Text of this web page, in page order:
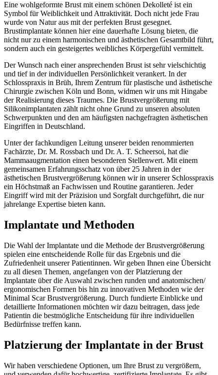
Eine wohlgeformte Brust mit einem schönen Dekolleté ist ein
Symbol für Weiblichkeit und Attraktivität. Doch nicht jede Frau
wurde von Natur aus mit der perfekten Brust gesegnet.
Brustimplantate können hier eine dauerhafte Lösung bieten, die
nicht nur zu einem harmonischen und ästhetischen Gesamtbild führt,
sondern auch ein gesteigertes weibliches Körpergefühl vermittelt.
Der Wunsch nach einer ansprechenden Brust ist sehr vielschichtig
und tief in der individuellen Persönlichkeit verankert. In der
Schlosspraxis in Brüh, Ihrem Zentrum für plastische und ästhetische
Chirurgie zwischen Köln und Bonn, widmen wir uns mit Hingabe
der Realisierung dieses Traumes. Die Brustvergrößerung mit
Silikonimplantaten zählt nicht ohne Grund zu unseren absoluten
Schwerpunkten und den am häufigsten nachgefragten ästhetischen
Eingriffen in Deutschland.
Unter der fachkundigen Leitung unserer beiden renommierten
Fachärzte, Dr. M. Rossbach und Dr. A. T. Scheersoi, hat die
Mammaaugmentation einen besonderen Stellenwert. Mit einem
gemeinsamen Erfahrungsschatz von über 25 Jahren in der
ästhetischen Brustvergrößerung können wir in unserer Schlosspraxis
ein Höchstmaß an Fachwissen und Routine garantieren. Jeder
Eingriff wird mit der Präzision und Sorgfalt durchgeführt, die nur
jahrelange Expertise bieten kann.
Implantate und Methoden
Die Wahl der Implantate und die Methode der Brustvergrößerung
spielen eine entscheidende Rolle für das Ergebnis und die
Zufriedenheit unserer Patientinnen. Wir geben Ihnen eine Übersicht
zu all diesen Themen, angefangen von der Platzierung der
Implantate über die Auswahl zwischen runden und anatomischen/
ergonomischen Formen bis hin zu innovativen Methoden wie der
Minimal Scar Brustvergrößerung. Durch fundierte Einblicke und
detaillierte Informationen möchten wir dazu beitragen, dass jede
Patientin die bestmögliche Entscheidung für ihre individuellen
Bedürfnisse treffen kann.
Platzierung der Implantate in der Brust
Wir haben verschiedene Optionen, um Ihre Brust zu vergrößern,